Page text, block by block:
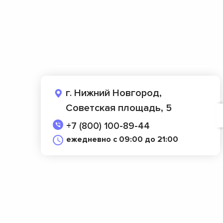
г. Нижний Новгород,
Советская площадь, 5
+7 (800) 100-89-44
ежедневно с 09:00 до 21:00